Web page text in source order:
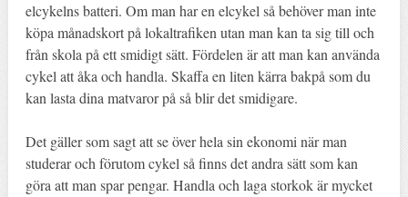
elcykelns batteri. Om man har en elcykel så behöver man inte
köpa månadskort på lokaltrafiken utan man kan ta sig till och
från skola på ett smidigt sätt. Fördelen är att man kan använda
cykel att åka och handla. Skaffa en liten kärra bakpå som du
kan lasta dina matvaror på så blir det smidigare.
Det gäller som sagt att se över hela sin ekonomi när man
studerar och förutom cykel så finns det andra sätt som kan
göra att man spar pengar. Handla och laga storkok är mycket